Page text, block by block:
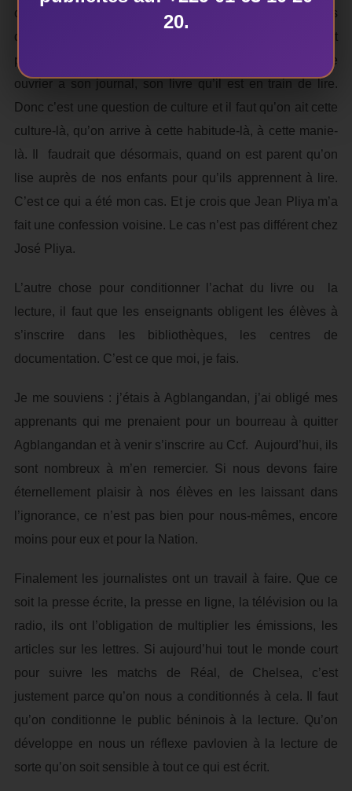
culture, d’éducation et d’habitude. Au Nigéria, chaque fois
que je prends le bus, il y a toujours des gens, et ils ne sont
pas forcément d’un grand niveau intellectuel : un simple
ouvrier a son journal, son livre qu’il est en train de lire.
Donc c’est une question de culture et il faut qu’on ait cette
culture-là, qu’on arrive à cette habitude-là, à cette manie-
là. Il faudrait que désormais, quand on est parent qu’on
lise auprès de nos enfants pour qu’ils apprennent à lire.
C’est ce qui a été mon cas. Et je crois que Jean Pliya m’a
fait une confession voisine. Le cas n’est pas différent chez
José Pliya.
L’autre chose pour conditionner l’achat du livre ou la
lecture, il faut que les enseignants obligent les élèves à
s’inscrire dans les bibliothèques, les centres de
documentation. C’est ce que moi, je fais.
Je me souviens : j’étais à Agblangandan, j’ai obligé mes
apprenants qui me prenaient pour un bourreau à quitter
Agblangandan et à venir s’inscrire au Ccf. Aujourd’hui, ils
sont nombreux à m’en remercier. Si nous devons faire
éternellement plaisir à nos élèves en les laissant dans
l’ignorance, ce n’est pas bien pour nous-mêmes, encore
moins pour eux et pour la Nation.
Finalement les journalistes ont un travail à faire. Que ce
soit la presse écrite, la presse en ligne, la télévision ou la
radio, ils ont l’obligation de multiplier les émissions, les
articles sur les lettres. Si aujourd’hui tout le monde court
pour suivre les matchs de Réal, de Chelsea, c’est
justement parce qu’on nous a conditionnés à cela. Il faut
qu’on conditionne le public béninois à la lecture. Qu’on
développe en nous un réflexe pavlovien à la lecture de
sorte qu’on soit sensible à tout ce qui est écrit.
20.